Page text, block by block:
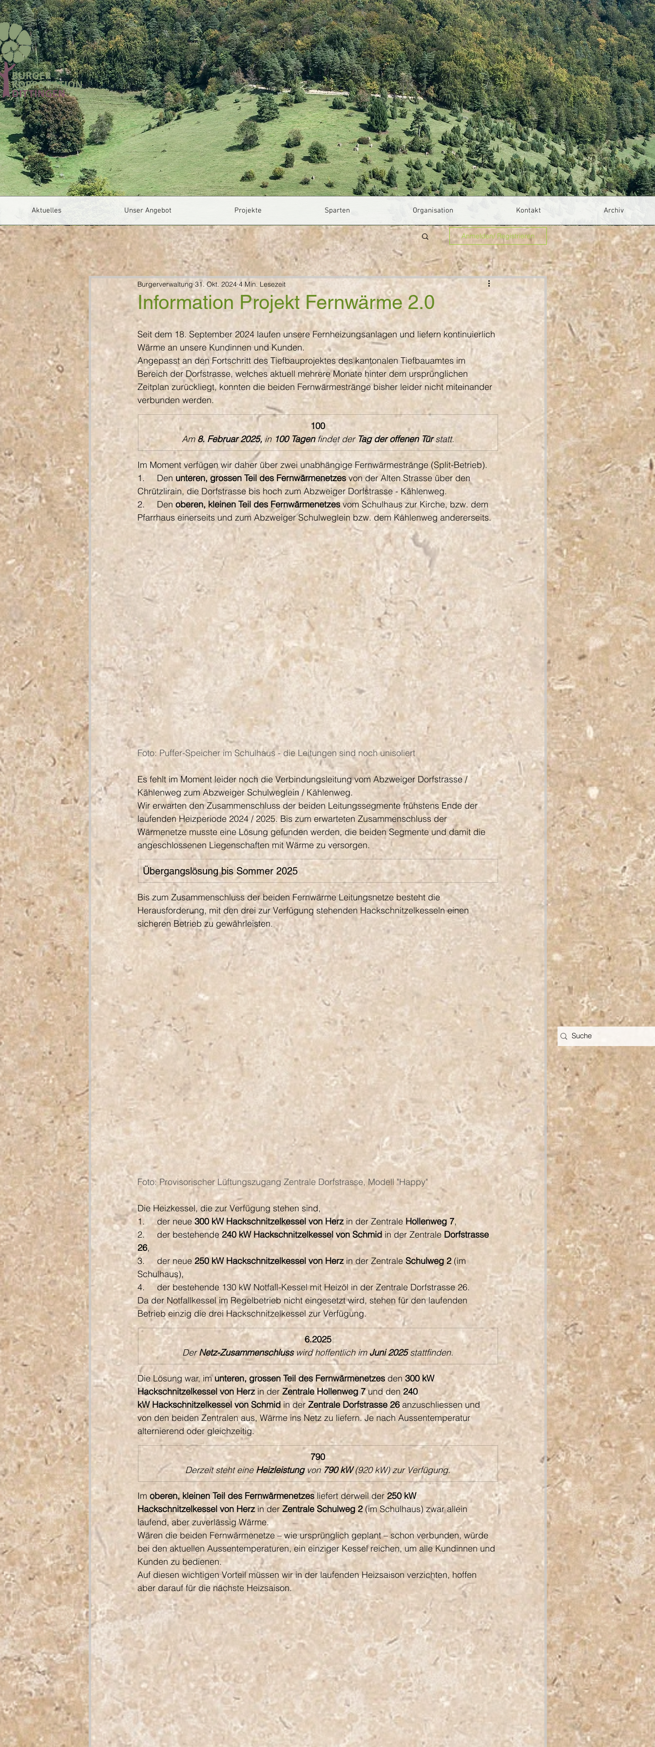
Anmelden
Anmelden/ Registrieren
Information Projekt Fernwärme 2.0
Burgerverwaltung 31. Okt. 2024 4 Min. Lesezeit
Seit dem 18. September 2024 laufen unsere Fernheizungsanlagen und liefern kontinuierlich
Wärme an unsere Kundinnen und Kunden.
Angepasst an den Fortschritt des Tiefbauprojektes des kantonalen Tiefbauamtes im
Bereich der Dorfstrasse, welches aktuell mehrere Monate hinter dem ursprünglichen
Zeitplan zurückliegt, konnten die beiden Fernwärmestränge bisher leider nicht miteinander
verbunden werden.
100
Am 8. Februar 2025, in 100 Tagen findet der Tag der offenen Tür statt.
Im Moment verfügen wir daher über zwei unabhängige Fernwärmestränge (Split-Betrieb).
1.     Den unteren, grossen Teil des Fernwärmenetzes von der Alten Strasse über den
Chrützlirain, die Dorfstrasse bis hoch zum Abzweiger Dorfstrasse - Kählenweg.
2.     Den oberen, kleinen Teil des Fernwärmenetzes vom Schulhaus zur Kirche, bzw. dem
Pfarrhaus einerseits und zum Abzweiger Schulweglein bzw. dem Kählenweg andererseits.
Foto: Puffer-Speicher im Schulhaus - die Leitungen sind noch unisoliert
Es fehlt im Moment leider noch die Verbindungsleitung vom Abzweiger Dorfstrasse /
Kählenweg zum Abzweiger Schulweglein / Kählenweg.
Wir erwarten den Zusammenschluss der beiden Leitungssegmente frühstens Ende der
laufenden Heizperiode 2024 / 2025. Bis zum erwarteten Zusammenschluss der
Wärmenetze musste eine Lösung gefunden werden, die beiden Segmente und damit die
angeschlossenen Liegenschaften mit Wärme zu versorgen.
Übergangslösung bis Sommer 2025
Bis zum Zusammenschluss der beiden Fernwärme Leitungsnetze besteht die
Herausforderung, mit den drei zur Verfügung stehenden Hackschnitzelkesseln einen
sicheren Betrieb zu gewährleisten.
Foto: Provisorischer Lüftungszugang Zentrale Dorfstrasse, Modell "Happy"
Die Heizkessel, die zur Verfügung stehen sind,
1.     der neue 300 kW Hackschnitzelkessel von Herz in der Zentrale Hollenweg 7,
2.     der bestehende 240 kW Hackschnitzelkessel von Schmid in der Zentrale Dorfstrasse
26,
3.     der neue 250 kW Hackschnitzelkessel von Herz in der Zentrale Schulweg 2 (im
Schulhaus),
4.     der bestehende 130 kW Notfall-Kessel mit Heizöl in der Zentrale Dorfstrasse 26.
Da der Notfallkessel im Regelbetrieb nicht eingesetzt wird, stehen für den laufenden
Betrieb einzig die drei Hackschnitzelkessel zur Verfügung.
6.2025
Der Netz-Zusammenschluss wird hoffentlich im Juni 2025 stattfinden.
Die Lösung war, im unteren, grossen Teil des Fernwärmenetzes den 300 kW
Hackschnitzelkessel von Herz in der Zentrale Hollenweg 7 und den 240
kW Hackschnitzelkessel von Schmid in der Zentrale Dorfstrasse 26 anzuschliessen und
von den beiden Zentralen aus, Wärme ins Netz zu liefern. Je nach Aussentemperatur
alternierend oder gleichzeitig.
790
Derzeit steht eine Heizleistung von 790 kW (920 kW) zur Verfügung.
Im oberen, kleinen Teil des Fernwärmenetzes liefert derweil der 250 kW
Hackschnitzelkessel von Herz in der Zentrale Schulweg 2 (im Schulhaus) zwar allein
laufend, aber zuverlässig Wärme.
Wären die beiden Fernwärmenetze – wie ursprünglich geplant – schon verbunden, würde
bei den aktuellen Aussentemperaturen, ein einziger Kessel reichen, um alle Kundinnen und
Kunden zu bedienen.
Auf diesen wichtigen Vorteil müssen wir in der laufenden Heizsaison verzichten, hoffen
aber darauf für die nächste Heizsaison.
Aktuelles Unser Angebot Projekte Sparten Organisation Kontakt Archiv